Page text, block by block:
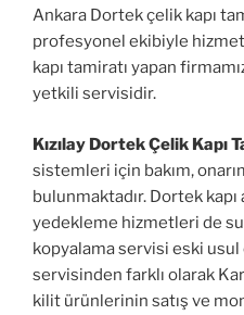
Ankara Dortek çelik kapı
profesyonel ekibiyle
kapı tamiratı yapan
yetkili servisidir.
Kızılay Dortek Çelik Kapı
sistemleri için bakım,
bulunmaktadır. Dortek kapı
yedekleme hizmetleri de
kopyalama servisi eski
servisinden farklı olarak
kilit ürünlerinin satış ve